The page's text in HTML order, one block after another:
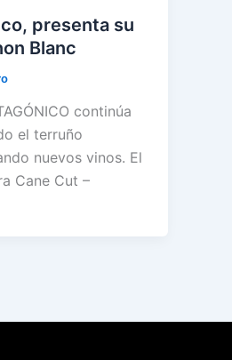
presenta su
Blanc
continúa
el terruño
nuevos vinos. El
Cane Cut –